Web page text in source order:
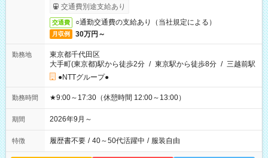
交通費別途支給あり
交通費 ○通勤交通費の支給あり（当社規定による）
月収例 30万円～
勤務地
東京都千代田区
大手町(東京都)駅から徒歩2分 / 東京駅から徒歩8分 / 三越前駅
●NTTグループ●
勤務時間 ★9:00～17:30（休憩時間 12:00～13:00）
期間 2026年9月～
特徴 履歴書不要 / 40～50代活躍中 / 服装自由